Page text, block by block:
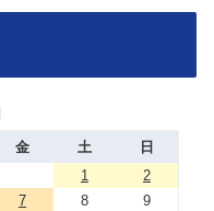
金 土
日
1
2
7 8
9